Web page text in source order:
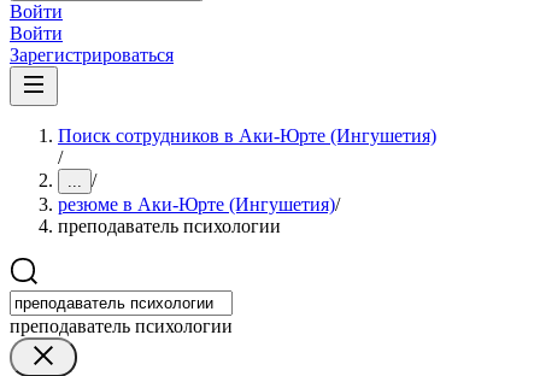
Войти
Войти
Зарегистрироваться
Поиск сотрудников в Аки-Юрте (Ингушетия)
/
... /
резюме в Аки-Юрте (Ингушетия)/
преподаватель психологии
преподаватель психологии